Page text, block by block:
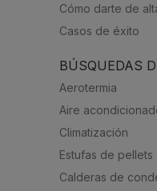
Cómo darte de
Casos de éxito
BÚSQUEDAS
Aerotermia
Aire
Climatización
Estufas de pellets
Calderas de